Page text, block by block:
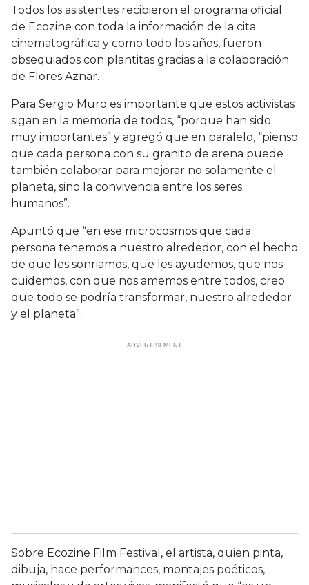
Todos los asistentes recibieron el programa oficial
de Ecozine con toda la información de la cita
cinematográfica y como todo los años, fueron
obsequiados con plantitas gracias a la colaboración
de Flores Aznar.
Para Sergio Muro es importante que estos activistas
sigan en la memoria de todos, “porque han sido
muy importantes” y agregó que en paralelo, “pienso
que cada persona con su granito de arena puede
también colaborar para mejorar no solamente el
planeta, sino la convivencia entre los seres
humanos”.
Apuntó que “en ese microcosmos que cada
persona tenemos a nuestro alrededor, con el hecho
de que les sonriamos, que les ayudemos, que nos
cuidemos, con que nos amemos entre todos, creo
que todo se podría transformar, nuestro alrededor
y el planeta”.
Sobre Ecozine Film Festival, el artista, quien pinta,
dibuja, hace performances, montajes poéticos,